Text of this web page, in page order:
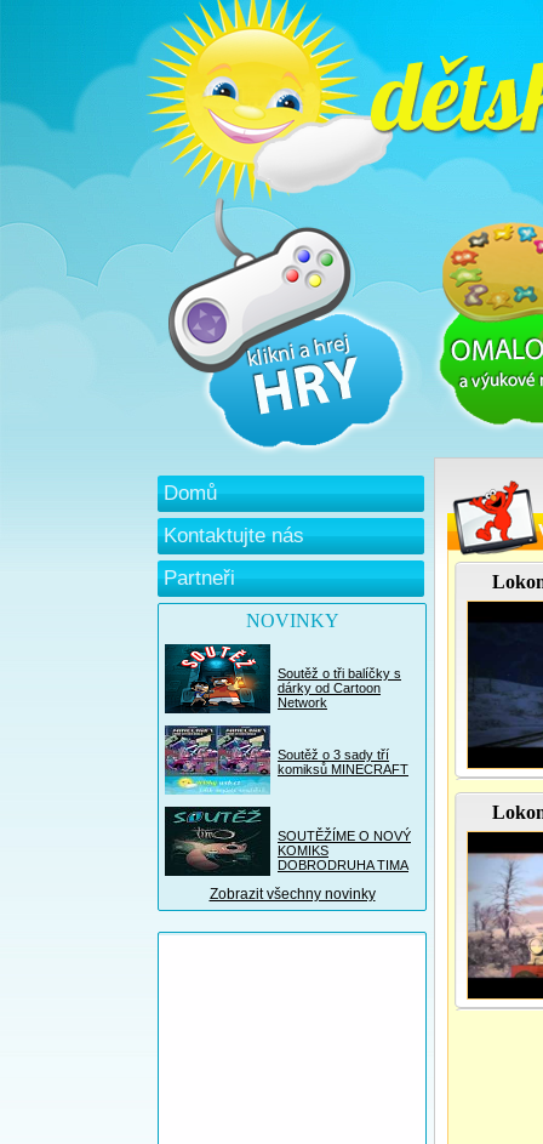
Domů
Kontaktujte nás
Partneři
NOVINKY
Soutěž o tři balíčky s
dárky od Cartoon
Network
Soutěž o 3 sady tří
komiksů MINECRAFT
SOUTĚŽÍME O NOVÝ
KOMIKS
DOBRODRUHA TIMA
Zobrazit všechny novinky